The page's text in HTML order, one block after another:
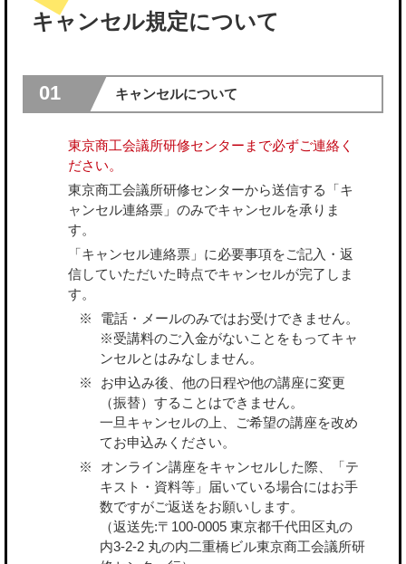
キャンセル規定について
01 キャンセルについて
東京商工会議所研修センターまで必ずご連絡く
ださい。
東京商工会議所研修センターから送信する「キ
ャンセル連絡票」のみでキャンセルを承りま
す。
「キャンセル連絡票」に必要事項をご記入・返
信していただいた時点でキャンセルが完了しま
す。
電話・メールのみではお受けできません。
※受講料のご入金がないことをもってキャ
ンセルとはみなしません。
お申込み後、他の日程や他の講座に変更
（振替）することはできません。
一旦キャンセルの上、ご希望の講座を改め
てお申込みください。
オンライン講座をキャンセルした際、「テ
キスト・資料等」届いている場合にはお手
数ですがご返送をお願いします。
（返送先:〒100-0005 東京都千代田区丸の
内3-2-2 丸の内二重橋ビル東京商工会議所研